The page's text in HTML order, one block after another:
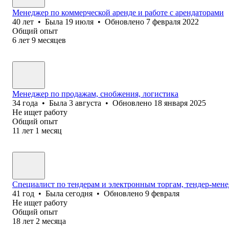
Менеджер по коммерческой аренде и работе с арендаторами
40 лет • Была 19 июля • Обновлено 7 февраля 2022
Общий опыт
6 лет 9 месяцев
Менеджер по продажам, снобжения, логистика
34 года • Была 3 августа • Обновлено 18 января 2025
Не ищет работу
Общий опыт
11 лет 1 месяц
Специалист по тендерам и электронным торгам, тендер-
41 год • Была сегодня • Обновлено 9 февраля
Не ищет работу
Общий опыт
18 лет 2 месяца